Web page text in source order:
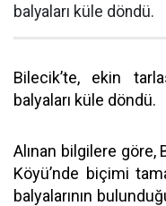
balyaları küle döndü.
Bilecik’te, ekin
balyaları küle döndü.
Alınan bilgilere göre,
Köyü’nde biçimi
balyalarının